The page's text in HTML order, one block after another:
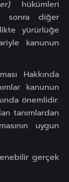
hükümleri
sonra diğer
yürürlüğe
kanunun
Hakkında
kanunun
önemlidir.
tanımlardan
uygun
gerçek